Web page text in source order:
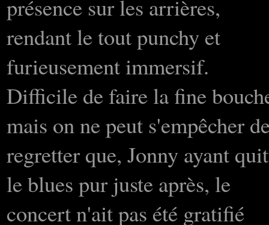
présence sur les arrières,
rendant le tout punchy et
furieusement immersif.
Difficile de faire la fine
mais on ne peut s'empêcher
regretter que, Jonny ayant
le blues pur juste après, le
concert n'ait pas été gratifié